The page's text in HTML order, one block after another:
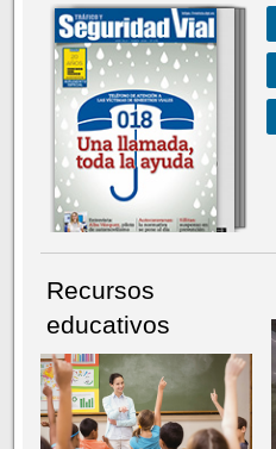
Recursos
educativos